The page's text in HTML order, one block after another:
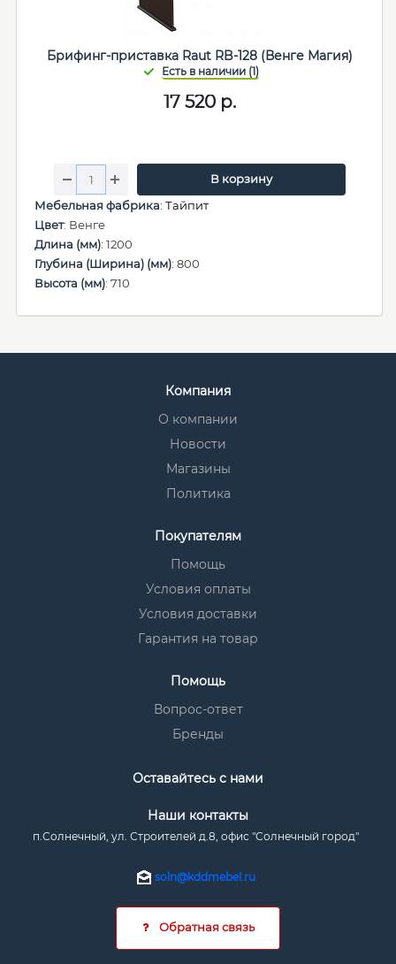
Брифинг-приставка Raut RB-128 (Венге Магия)
17 520 р.
В корзину
Мебельная фабрика: Тайпит
Цвет: Венге
Длина (мм): 1200
Глубина (Ширина) (мм): 800
Высота (мм): 710
Компания
О компании
Новости
Магазины
Политика
Покупателям
Помощь
Условия оплаты
Условия доставки
Гарантия на товар
Помощь
Вопрос-ответ
Бренды
Оставайтесь с нами
Наши контакты
п.Солнечный, ул. Строителей д.8, офис "Солнечный город"
soln@kddmebel.ru
Обратная связь